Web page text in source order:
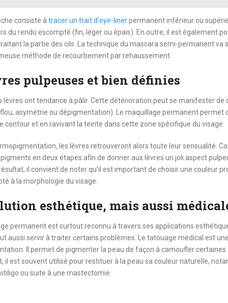
consiste à tracer un trait d’eye-linerpermanent inférieur ou
du rendu escompté (fin, léger ou épais). En outre, il est également
la partie des cils. La technique du mascara semi-permanent va
méthode de recourbement par rehaussement.
pulpeuses et bien définies
lèvres ont tendance à pâlir. Cette détérioration peut se manifester
asymétrie ou dépigmentation). Le maquillage permanent permet
contour et en ravivant la teinte dans cette zone spécifique du visage.
les lèvres retrouveront alors toute leur sensualité.
en deux étapes afin de donner aux lèvres un joli aspect
il convient de noter qu’il est important de choisir une couleur
à la morphologie du visage.
esthétique, mais aussi
permanent est surtout reconnu à travers ses applications
aussi servir à traiter certains problèmes. Le tatouage médical est
Il permet de pigmenter la peau de façon à camoufler certaines
il est souvent utilisé pour restituer à la peau sa couleur naturelle,
ou suite à une mastectomie.